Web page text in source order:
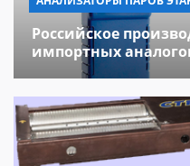
Российское
импортных